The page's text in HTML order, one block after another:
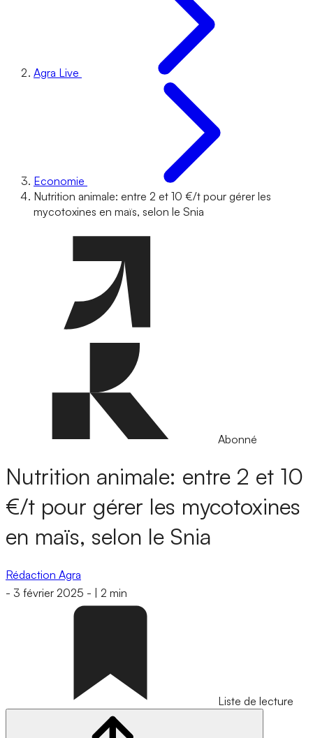
Agra Live
Economie
Nutrition animale: entre 2 et 10 €/t pour gérer les
mycotoxines en maïs, selon le Snia
Abonné
Nutrition animale: entre 2 et 10
€/t pour gérer les mycotoxines
en maïs, selon le Snia
Rédaction Agra
- 3 février 2025 - 2 min
Liste de lecture